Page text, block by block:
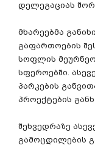
დელეგაციას
მხარეებმა
გაფართოების
სოფლის
სფეროებში. ასევე
პარკების
პროექტების
შეხვედრაზე
გამოცდილების